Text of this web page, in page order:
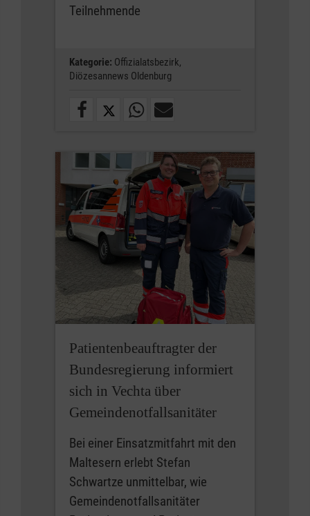
Teilnehmende
Kategorie: Offizialatsbezirk,
Diözesannews Oldenburg
Patientenbeauftragter der
Bundesregierung informiert
sich in Vechta über
Gemeindenotfallsanitäter
Bei einer Einsatzmitfahrt mit den
Maltesern erlebt Stefan
Schwartze unmittelbar, wie
Gemeindenotfallsanitäter